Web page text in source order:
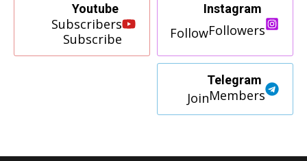
Instagram
Followers
Follow
Youtube
Subscribers
Subscribe
Telegram
Members
Join